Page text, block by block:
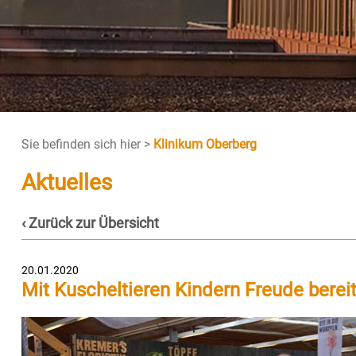
Sie befinden sich hier > Klinikum Oberberg
Aktuelles
‹ Zurück zur Übersicht
20.01.2020
Mit Kuscheltieren Kindern Freude